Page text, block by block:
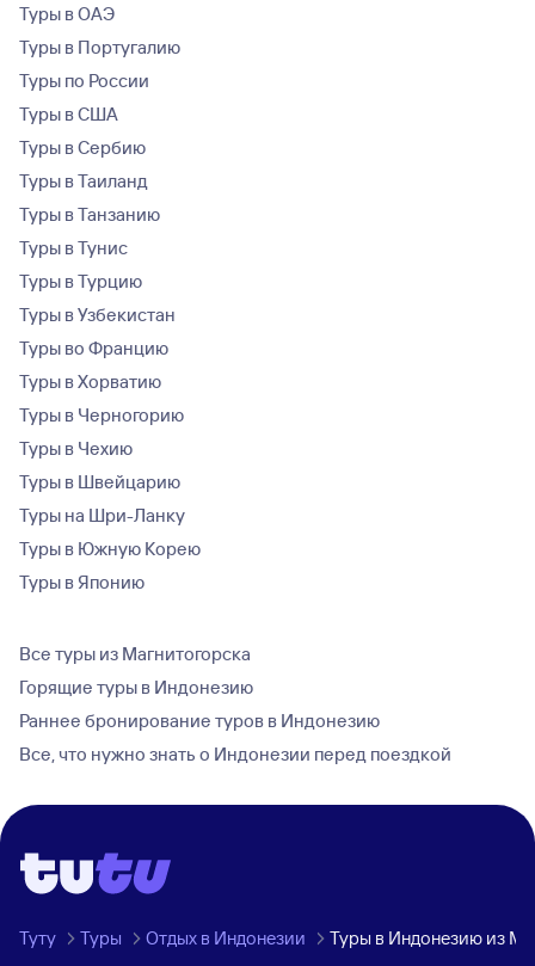
Туры в ОАЭ
Туры в Португалию
Туры по России
Туры в США
Туры в Сербию
Туры в Таиланд
Туры в Танзанию
Туры в Тунис
Туры в Турцию
Туры в Узбекистан
Туры во Францию
Туры в Хорватию
Туры в Черногорию
Туры в Чехию
Туры в Швейцарию
Туры на Шри-Ланку
Туры в Южную Корею
Туры в Японию
Все туры из Магнитогорска
Горящие туры в Индонезию
Раннее бронирование туров в Индонезию
Все, что нужно знать о Индонезии перед поездкой
Туту Туры Отдых в Индонезии Туры в Индонезию из